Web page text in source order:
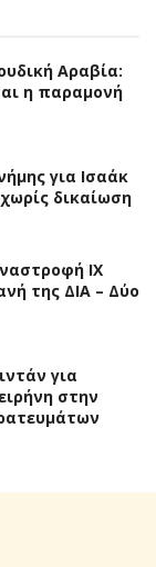
Αραβία:
η παραμονή
για Ισαάκ
δικαίωση
ΙΧ
της ΔΙΑ – Δύο
για
στην